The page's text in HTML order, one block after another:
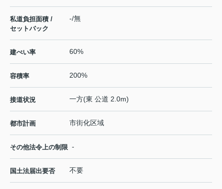
私道負担面積 /
セットバック
-/無
建ぺい率 60%
容積率 200%
接道状況 一方(東 公道 2.0m)
都市計画 市街化区域
その他法令上の制限 -
国土法届出要否 不要